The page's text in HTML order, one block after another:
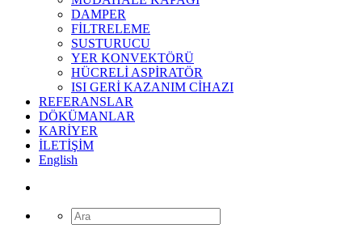
DAMPER
FİLTRELEME
SUSTURUCU
YER KONVEKTÖRÜ
HÜCRELİ ASPİRATÖR
ISI GERİ KAZANIM CİHAZI
REFERANSLAR
DÖKÜMANLAR
KARİYER
İLETİŞİM
English